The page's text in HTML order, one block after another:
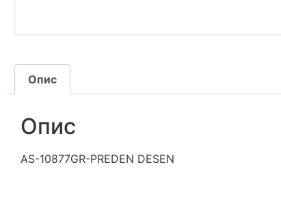
Опис
Опис
AS-10877GR-PREDEN DESEN